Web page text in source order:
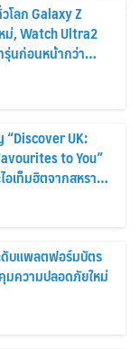
โลก Galaxy Z
ม่, Watch Ultra2
รุ่นก่อนหน้ากว่า
UK:
to You”
เท็มฮิตจากสหราช
อตั้งแต่วันนี้ – 18
ดับแพลตฟอร์มบัตร
มความปลอดภัยใหม่